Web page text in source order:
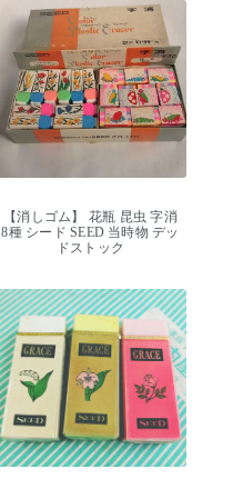
【消しゴム】 花瓶 昆虫 字消
8種 シード SEED 当時物 デッ
ドストック